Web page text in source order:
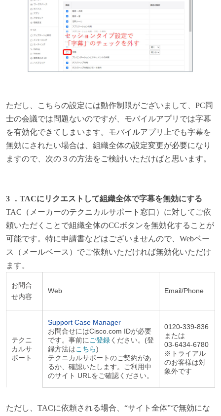
ただし、こちらの設定には動作制限がございまして、PC同
士の会議では問題ないのですが、モバイルアプリでは字幕
を有効化できてしまいます。モバイルアプリ上でも字幕を
無効にされたい場合は、組織全体の設定変更が必要になり
ますので、次の３の方法をご検討いただけばと思います。
3 ． TACにリクエストして組織全体で字幕を無効にする
TAC （メーカーのテクニカルサポート窓口）に対してご依
頼いただくことで組織全体のCCボタンを無効化することが
可能です。特に申請書などはございませんので、Webベー
ス（メールベース）でご依頼いただければ無効化いただけ
ます。
お問合
せ内容
Web Email/Phone
テクニ
カルサ
ポート
Support Case Manager
お問合せにはCisco.com IDが必要
です。事前に ご登録ください。 (登
録方法はこちら)
テクニカルサポートのご契約があ
るか、確認いたします。ご利用中
のサイト URL をご確認ください。
0120-339-836
または
03-6434-6780
※ トライアル
のお客様は対
象外です
ただし、TACに依頼される場合、“サイト全体”で無効にな